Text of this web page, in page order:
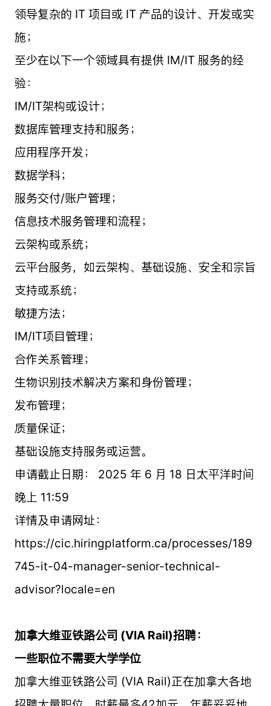
领导复杂的 IT 项目或 IT 产品的设计、开发或实
施；
至少在以下一个领域具有提供 IM/IT 服务的经
验：
IM/IT架构或设计；
数据库管理支持和服务；
应用程序开发；
数据学科；
服务交付/账户管理；
信息技术服务管理和流程；
云架构或系统；
云平台服务，如云架构、基础设施、安全和宗旨
支持或系统；
敏捷方法；
IM/IT项目管理；
合作关系管理；
生物识别技术解决方案和身份管理；
发布管理；
质量保证；
基础设施支持服务或运营。
申请截止日期： 2025 年 6 月 18 日太平洋时间
晚上 11:59
详情及申请网址：
https://cic.hiringplatform.ca/processes/189
745-it-04-manager-senior-technical-
advisor?locale=en
加拿大维亚铁路公司 (VIA Rail)招聘：
一些职位不需要大学学位
加拿大维亚铁路公司 (VIA Rail)正在加拿大各地